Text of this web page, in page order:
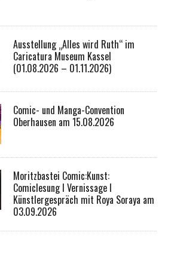
Ausstellung „Alles wird Ruth“ im
Caricatura Museum Kassel
(01.08.2026 – 01.11.2026)
Comic- und Manga-Convention
Oberhausen am 15.08.2026
Moritzbastei Comic:Kunst:
Comiclesung I Vernissage I
Künstlergespräch mit Roya Soraya am
03.09.2026